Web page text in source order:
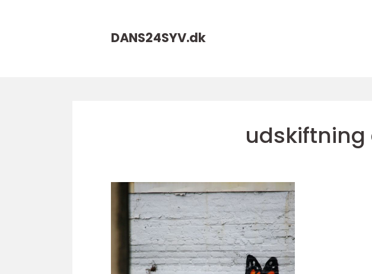
DANS24SYV.dk